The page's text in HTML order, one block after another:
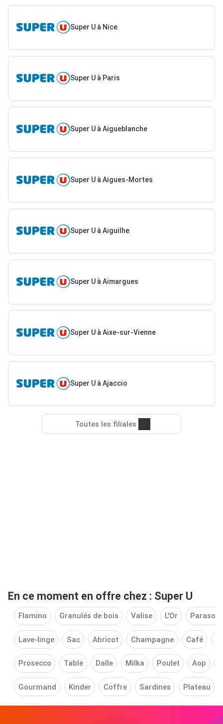
Super U à Nice
Super U à Paris
Super U à Aigueblanche
Super U à Aigues-Mortes
Super U à Aiguilhe
Super U à Aimargues
Super U à Aixe-sur-Vienne
Super U à Ajaccio
Toutes les filiales
En ce moment en offre chez : Super U
Flamino Granulés de bois Valise L'Or Parasol
Lave-linge Sac Abricot Champagne Café
Prosecco Table Dalle Milka Poulet Aop
Gourmand Kinder Coffre Sardines Plateau